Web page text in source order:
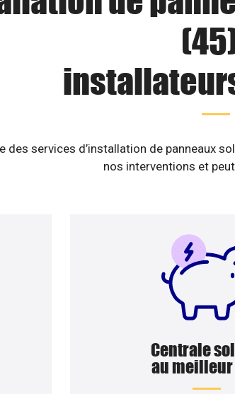
des services d’installation de panneaux
nos interventions et
Centrale
au